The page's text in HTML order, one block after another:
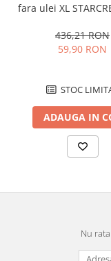
Cutite & seturi
Iluminat & electrice
Sport & Activitati in
Cutii frigorifice
Climatizare & incalzire
Accesorii aparate
Aparate de spalat cu
fara ulei XL
Termostat 80 - 200
programe
436,21 RON
59,90 RON
STOC
ADAUGA IN
Nu